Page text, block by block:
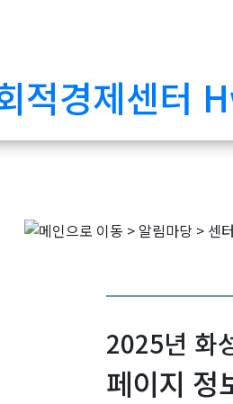
2025년 화
페이지 정